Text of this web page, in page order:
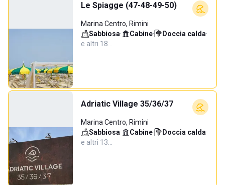
Le Spiagge (47-48-49-50)
Marina Centro, Rimini
Sabbiosa· Cabine· Doccia calda·
e altri 18…
Adriatic Village 35/36/37
Marina Centro, Rimini
Sabbiosa· Cabine· Doccia calda·
e altri 13…